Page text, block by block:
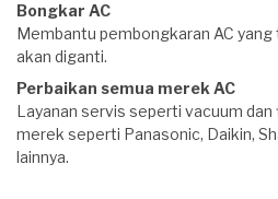
Bongkar AC
Membantu pembongkaran AC
akan diganti.
Perbaikan semua merek AC
Layanan servis seperti vacuum
merek seperti Panasonic, Daikin,
lainnya.